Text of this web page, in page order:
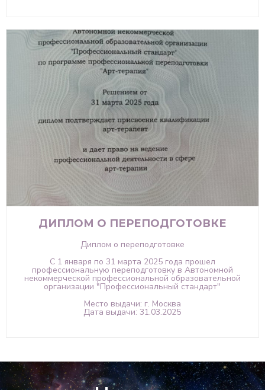
ДИПЛОМ О ПЕРЕПОДГОТОВКЕ
Диплом о переподготовке
С 1 января по 31 марта 2025 года прошел
профессиональную переподготовку в Автономной
некоммерческой профессиональной образовательной
организации "Профессиональный стандарт"
Место выдачи: г. Москва
Дата выдачи: 31.03.2025